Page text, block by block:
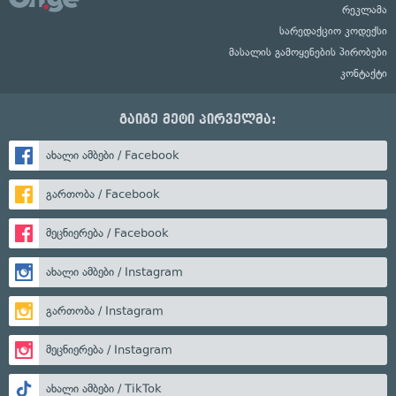
რეკლამა
სარედაქციო კოდექსი
მასალის გამოყენების პირობები
კონტაქტი
გაიგე მეტი პირველმა:
ახალი ამბები / Facebook
გართობა / Facebook
მეცნიერება / Facebook
ახალი ამბები / Instagram
გართობა / Instagram
მეცნიერება / Instagram
ახალი ამბები / TikTok